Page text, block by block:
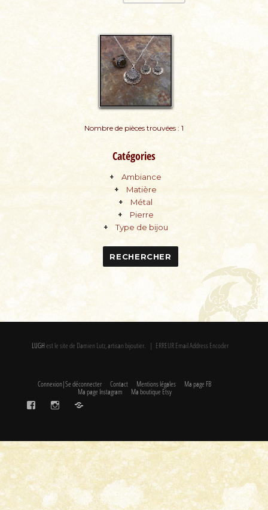
Nombre de pièces trouvées : 1
Catégories
Ambiance
Matière
Métal
Pierre
Type de bijou
LUGHest le site de Damien Lutz, artisan bijoutier. | ERREUR Email Address Encoder
Connexion|Se déconnecter Contact Mentions légales Ma page FB
Ma page Instagram Ma boutique Etsy
FaceBook Instagram Etsy